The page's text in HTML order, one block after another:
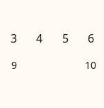
3 4 5 6
9 10